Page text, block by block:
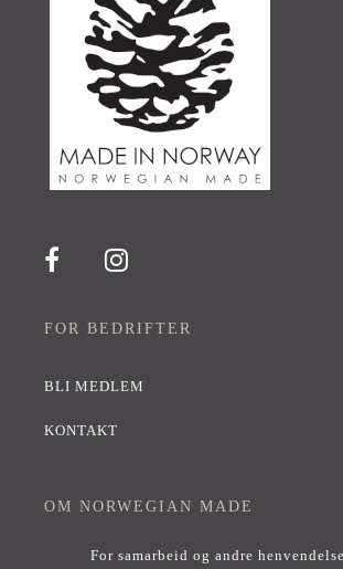
FOR BEDRIFTER
BLI MEDLEM
KONTAKT
OM NORWEGIAN MADE
For samarbeid og andre